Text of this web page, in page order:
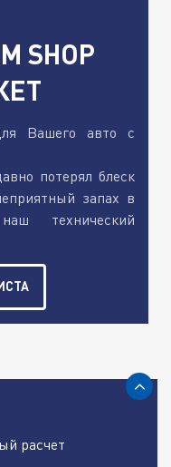
SHOP
Вашего авто с
потерял блеск
запах в
технический
расчет